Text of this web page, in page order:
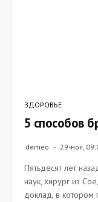
ЗДОРОВЬЕ
5 способов
demeo 29-ноя,
Пятьдесят лет
наук, хирург из
доклад, в котором